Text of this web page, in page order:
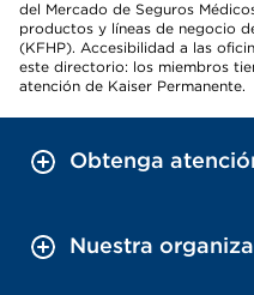
del Mercado de Seguros
productos y líneas de negocio
(KFHP). Accesibilidad a las
este directorio: los miembros
atención de Kaiser Permanente.
Obtenga
Nuestra